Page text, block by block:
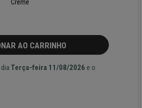
Creme
AO CARRINHO
diaTerça-feira 11/08/2026 e o